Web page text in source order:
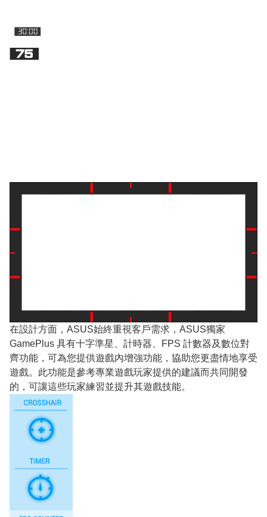
在設計方面，ASUS始終重視客戶需求，ASUS獨家
GamePlus 具有十字準星、計時器、FPS 計數器及數位對
齊功能，可為您提供遊戲內增強功能，協助您更盡情地享受
遊戲。此功能是參考專業遊戲玩家提供的建議而共同開發
的，可讓這些玩家練習並提升其遊戲技能。